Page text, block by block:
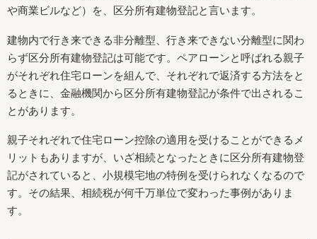
や商業ビルなど）を、区分所有建物登記と言います。
建物内で行き来できる非分離型、行き来できない分離型に関わ
らず区分所有建物登記は可能です。ペアローンと呼ばれる親子
がそれぞれ住宅ローンを組んで、それぞれで返済する方法をと
るときに、金融機関から区分所有建物登記が条件で出されるこ
とがあります。
親子それぞれで住宅ローン控除の適用を受けることができるメ
リットもありますが、いざ相続となったときに区分所有建物登
記がされていると、小規模宅地の特例を受けられなくなるので
す。その結果、相続税が何千万単位で変わった事例がありま
す。